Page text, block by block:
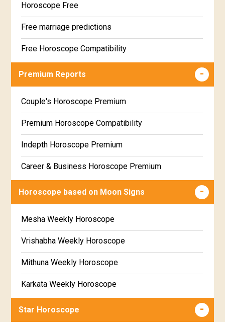
Horoscope Free
Free marriage predictions
Free Horoscope Compatibility
Career & Business Horoscope Free
Free Daily Rashiphal
Free Weekly Rashifal
Free Star Horoscope
Free panchanga Predictions
Free Chinese Horoscope
Free Personal Horoscope
Free Chinese Compatibility
Free Numerology Report
Free Feng Shui
Premium Reports
Couple's Horoscope Premium
Premium Horoscope Compatibility
Indepth Horoscope Premium
Career & Business Horoscope Premium
Numerology Premium Report
Premium Gem Recommendation Report
Premium Ugadi Prediction
Premium Yoga Predictions
Premium Super Horoscope
Horoscope based on Moon Signs
Mesha Weekly Horoscope
Vrishabha Weekly Horoscope
Mithuna Weekly Horoscope
Karkata Weekly Horoscope
Simha Weekly Horoscope
Star Horoscope